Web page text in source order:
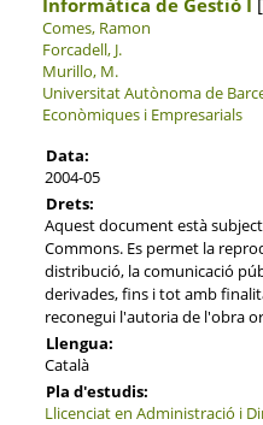
Comes, Ramon
Forcadell, J.
Murillo, M.
Universitat Autònoma de
Econòmiques i Empresarials
Data:
2004-05
Drets:
Aquest document està
Commons. Es permet la
distribució, la comunicació
derivades, fins i tot amb
reconegui l'autoria de l'obra
Llengua:
Català
Pla d'estudis:
Llicenciat en Administració i